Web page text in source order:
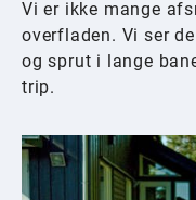
Vi er ikke mange
overfladen. Vi ser
og sprut i lange
trip.